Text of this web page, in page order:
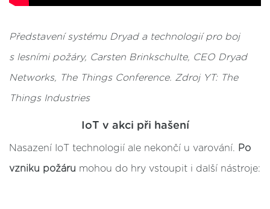
Představení systému Dryad a technologií pro boj
s lesními požáry, Carsten Brinkschulte, CEO Dryad
Networks, The Things Conference. Zdroj YT: The
Things Industries
IoT v akci při hašení
Nasazení IoT technologií ale nekončí u varování. Po
vzniku požáru mohou do hry vstoupit i další nástroje: